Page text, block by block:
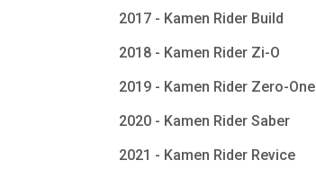
2017 - Kamen Rider Build
2018 - Kamen Rider Zi-O
2019 - Kamen Rider Zero-One
2020 - Kamen Rider Saber
2021 - Kamen Rider Revice